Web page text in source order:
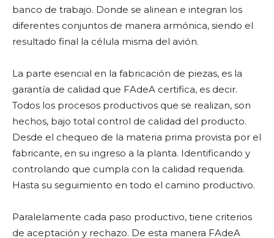
banco de trabajo. Donde se alinean e integran los
diferentes conjuntos de manera armónica, siendo el
resultado final la célula misma del avión.
La parte esencial en la fabricación de piezas, es la
garantía de calidad que FAdeA certifica, es decir.
Todos los procesos productivos que se realizan, son
hechos, bajo total control de calidad del producto.
Desde el chequeo de la materia prima provista por el
fabricante, en su ingreso a la planta. Identificando y
controlando que cumpla con la calidad requerida.
Hasta su seguimiento en todo el camino productivo.
Paralelamente cada paso productivo, tiene criterios
de aceptación y rechazo. De esta manera FAdeA